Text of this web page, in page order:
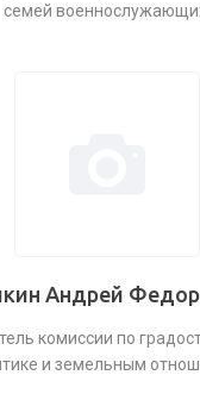
семей
Андрей
комиссии по
и земельным